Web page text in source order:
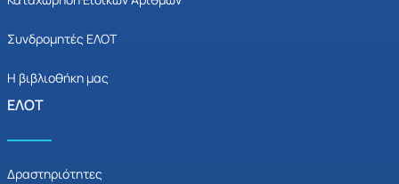
Συνδρομητές ΕΛΟΤ
Η βιβλιοθήκη μας
ΕΛΟΤ
Δραστηριότητες